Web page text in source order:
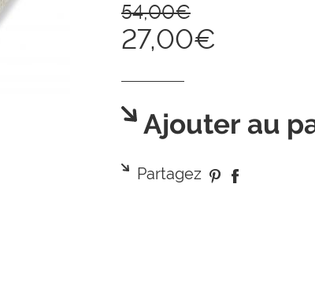
54,00€
27,00€
Ajouter au
Partagez